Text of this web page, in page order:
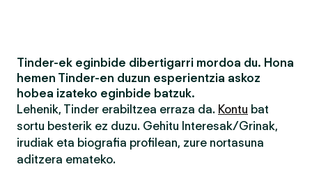
Tinder-ek eginbide dibertigarri mordoa du. Hona
hemen Tinder-en duzun esperientzia askoz
hobea izateko eginbide batzuk.
Lehenik, Tinder erabiltzea erraza da. Kontu bat
sortu besterik ez duzu. Gehitu Interesak/Grinak,
irudiak eta biografia profilean, zure nortasuna
aditzera emateko.